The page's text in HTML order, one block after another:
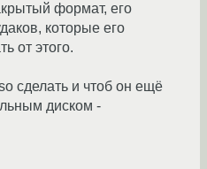
формат, его
которые его
от этого.
сделать и чтоб он ещё
диском -